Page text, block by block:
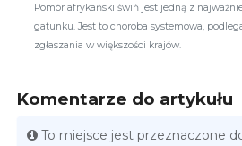
Pomór afrykański świń jest jedną z
gatunku. Jest to choroba systemowa,
zgłaszania w większości krajów.
Komentarze do artykułu
To miejsce jest przeznaczone